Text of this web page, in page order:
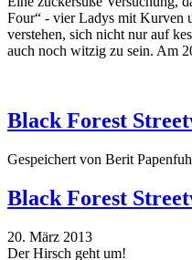
Four“ - vier Ladys mit Kurven
verstehen, sich nicht nur auf
auch noch witzig zu sein. Am
Black Forest
Gespeichert von Berit
Black Forest
20. März 2013
Der Hirsch geht um!